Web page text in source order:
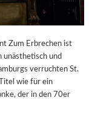
Zum Erbrechen ist
unästhetisch und
verruchten St.
wie für ein
der in den 70er